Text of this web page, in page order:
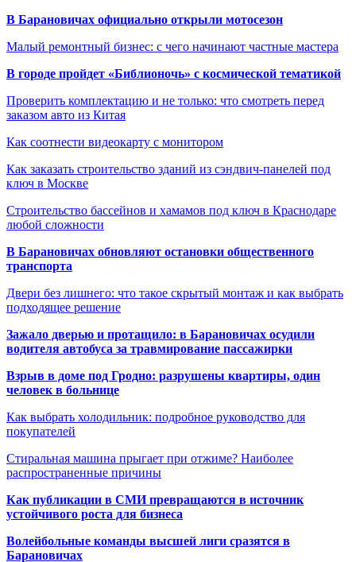
В Барановичах официально открыли мотосезон
Малый ремонтный бизнес: с чего начинают частные мастера
В городе пройдет «Библионочь» с космической тематикой
Проверить комплектацию и не только: что смотреть перед
заказом авто из Китая
Как соотнести видеокарту с монитором
Как заказать строительство зданий из сэндвич-панелей под
ключ в Москве
Строительство бассейнов и хамамов под ключ в Краснодаре
любой сложности
В Барановичах обновляют остановки общественного
транспорта
Двери без лишнего: что такое скрытый монтаж и как выбрать
подходящее решение
Зажало дверью и протащило: в Барановичах осудили
водителя автобуса за травмирование пассажирки
Взрыв в доме под Гродно: разрушены квартиры, один
человек в больнице
Как выбрать холодильник: подробное руководство для
покупателей
Стиральная машина прыгает при отжиме? Наиболее
распространенные причины
Как публикации в СМИ превращаются в источник
устойчивого роста для бизнеса
Волейбольные команды высшей лиги сразятся в
Барановичах